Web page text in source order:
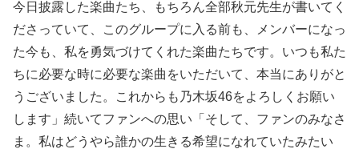
今日披露した楽曲たち、もちろん全部秋元先生が書いてく
ださっていて、このグループに入る前も、メンバーになっ
た今も、私を勇気づけてくれた楽曲たちです。いつも私た
ちに必要な時に必要な楽曲をいただいて、本当にありがと
うございました。これからも乃木坂46をよろしくお願い
します」続いてファンへの思い「そして、ファンのみなさ
ま。私はどうやら誰かの生きる希望になれていたみたい